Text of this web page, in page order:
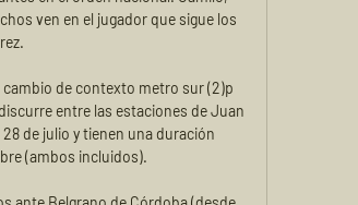
ven en el jugador que sigue los
de contexto metro sur (2)p
entre las estaciones de Juan
de julio y tienen una duración
(ambos incluidos).